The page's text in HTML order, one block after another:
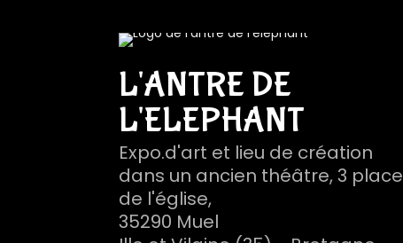
L'ANTRE DE
L'ELEPHANT
Expo.d'art et lieu de création
dans un ancien théâtre, 3 place
de l'église,
35290 Muel